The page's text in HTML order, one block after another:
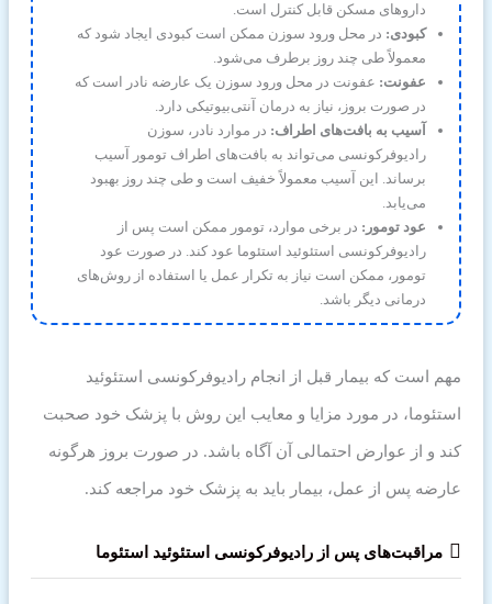
داروهای مسکن قابل کنترل است.
کبودی: در محل ورود سوزن ممکن است کبودی ایجاد شود که
معمولاً طی چند روز برطرف می‌شود.
عفونت: عفونت در محل ورود سوزن یک عارضه نادر است که
در صورت بروز، نیاز به درمان آنتی‌بیوتیکی دارد.
آسیب به بافت‌های اطراف: در موارد نادر، سوزن
رادیوفرکونسی می‌تواند به بافت‌های اطراف تومور آسیب
برساند. این آسیب معمولاً خفیف است و طی چند روز بهبود
می‌یابد.
عود تومور: در برخی موارد، تومور ممکن است پس از
رادیوفرکونسی استئوئید استئوما عود کند. در صورت عود
تومور، ممکن است نیاز به تکرار عمل یا استفاده از روش‌های
درمانی دیگر باشد.
مهم است که بیمار قبل از انجام رادیوفرکونسی استئوئید
استئوما، در مورد مزایا و معایب این روش با پزشک خود صحبت
کند و از عوارض احتمالی آن آگاه باشد. در صورت بروز هرگونه
عارضه پس از عمل، بیمار باید به پزشک خود مراجعه کند.
مراقبت‌های پس از رادیوفرکونسی استئوئید استئوما